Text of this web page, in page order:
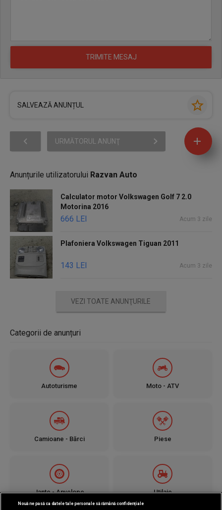
SALVEAZĂ ANUNȚUL
URMĂTORUL ANUNŢ
Anunțurile utilizatorului Razvan Auto
Calculator motor Volkswagen Golf 7 2.0
Motorina 2016
666 LEI Acum 3 zile
Plafoniera Volkswagen Tiguan 2011
143 LEI Acum 3 zile
VEZI TOATE ANUNŢURILE
Categorii de anunțuri
Autoturisme Moto - ATV
Camioane - Bărci Piese
Jante - Anvelope Utilaje
Nouă ne pasă ca datele tale personale să rămână confidențiale